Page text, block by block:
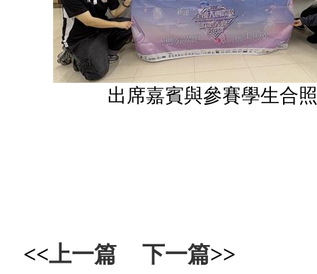
出席嘉賓與參賽學生合照
<<上一篇 下一篇>>